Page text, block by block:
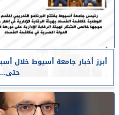
حتى...